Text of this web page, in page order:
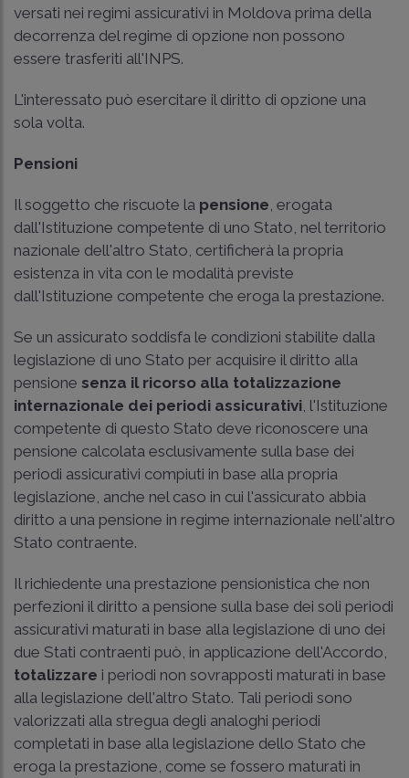
versati nei regimi assicurativi in Moldova prima della
decorrenza del regime di opzione non possono
essere trasferiti all'INPS.
L'interessato può esercitare il diritto di opzione una
sola volta.
Pensioni
Il soggetto che riscuote la pensione , erogata
dall'Istituzione competente di uno Stato, nel territorio
nazionale dell'altro Stato, certificherà la propria
esistenza in vita con le modalità previste
dall'Istituzione competente che eroga la prestazione.
Se un assicurato soddisfa le condizioni stabilite dalla
legislazione di uno Stato per acquisire il diritto alla
pensione senza il ricorso alla totalizzazione
internazionale dei periodi assicurativi , l'Istituzione
competente di questo Stato deve riconoscere una
pensione calcolata esclusivamente sulla base dei
periodi assicurativi compiuti in base alla propria
legislazione, anche nel caso in cui l'assicurato abbia
diritto a una pensione in regime internazionale nell'altro
Stato contraente.
Il richiedente una prestazione pensionistica che non
perfezioni il diritto a pensione sulla base dei soli periodi
assicurativi maturati in base alla legislazione di uno dei
due Stati contraenti può, in applicazione dell'Accordo,
totalizzare i periodi non sovrapposti maturati in base
alla legislazione dell'altro Stato. Tali periodi sono
valorizzati alla stregua degli analoghi periodi
completati in base alla legislazione dello Stato che
eroga la prestazione, come se fossero maturati in